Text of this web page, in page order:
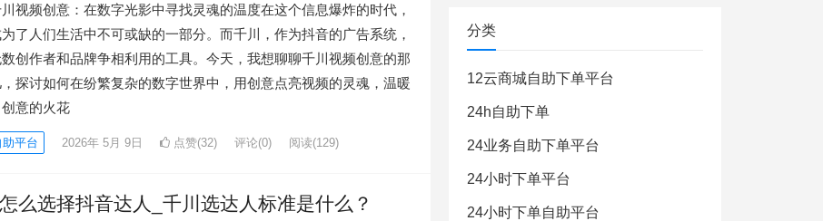
视频创意：在数字光影中寻找灵魂的温度在这个信息爆炸的时代，
了人们生活中不可或缺的一部分。而千川，作为抖音的广告系统，
创作者和品牌争相利用的工具。今天，我想聊聊千川视频创意的那
探讨如何在纷繁复杂的数字世界中，用创意点亮视频的灵魂，温暖
创意的火花
平台 2026年 5月 9日 点赞(32) 评论(0) 阅读(129)
么选择抖音达人_千川选达人标准是什么？
分类
12云商城自助下单平台
24h自助下单
24业务自助下单平台
24小时下单平台
24小时下单自助平台